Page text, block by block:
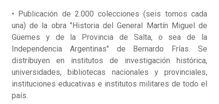
• Publicación de 2.000 colecciones (seis tomos cada
una) de la obra "Historia del General Martín Miguel de
Güemes y de la Provincia de Salta, o sea de la
Independencia Argentinas" de Bernardo Frías. Se
distribuyen en institutos de investigación histórica,
universidades, bibliotecas nacionales y provinciales,
instituciones educativas e institutos militares de todo el
país.